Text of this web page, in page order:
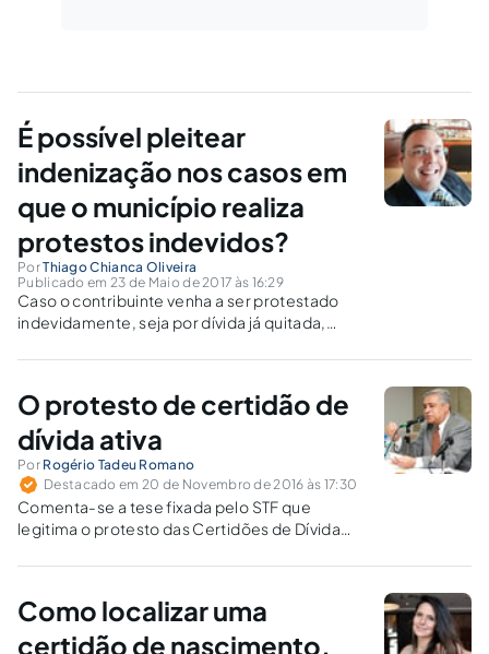
É possível pleitear
indenização nos casos em
que o município realiza
protestos indevidos?
PorThiago Chianca Oliveira
Publicado em 23 de Maio de 2017 às 16:29
Caso o contribuinte venha a ser protestado
indevidamente, seja por dívida já quitada,
mesmo prescrita, a conduta ilícita do Município
ajuizamento de ação indenizatória.
O protesto de certidão de
dívida ativa
Por Rogério Tadeu Romano
Destacado em 20 de Novembro de 2016 às 17:30
Comenta-se a tese fixada pelo STF que
legitima o protesto das Certidões de Dívida
restringir de forma desproporcional quaisquer
contribuintes e, assim, não constituir sanção
política.
Como localizar uma
certidão de nascimento,